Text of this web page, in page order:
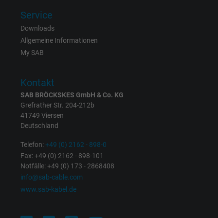
Name
Anbieter Google LLC
Zweck
Benutzers auf der Website zu
zu registrieren und zu melden.
Anbieter Google LLC
Laufzeit
Service
Downloads
Allgemeine Informationen
My SAB
Kontakt
SAB BRÖCKSKES GmbH & Co. KG
Grefrather Str. 204-212b
41749 Viersen
Deutschland
Telefon:+49 (0) 2162 - 898-0
Fax: +49 (0) 2162 - 898-101
Notfälle: +49 (0) 173 - 2868408
info@sab-cable.com
www.sab-kabel.de